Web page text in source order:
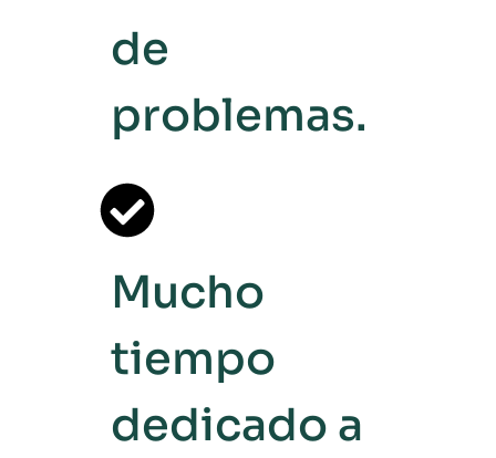
de
problemas.
Mucho
tiempo
dedicado a